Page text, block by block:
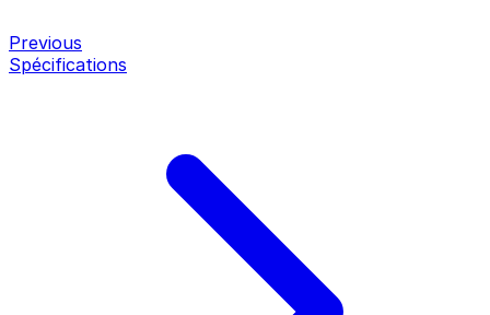
Previous
Spécifications